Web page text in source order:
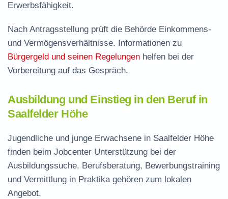
Erwerbsfähigkeit.
Nach Antragsstellung prüft die Behörde Einkommens-
und Vermögensverhältnisse. Informationen zu
Bürgergeld und seinen Regelungen helfen bei der
Vorbereitung auf das Gespräch.
Ausbildung und Einstieg in den Beruf in
Saalfelder Höhe
Jugendliche und junge Erwachsene in Saalfelder Höhe
finden beim Jobcenter Unterstützung bei der
Ausbildungssuche. Berufsberatung, Bewerbungstraining
und Vermittlung in Praktika gehören zum lokalen
Angebot.